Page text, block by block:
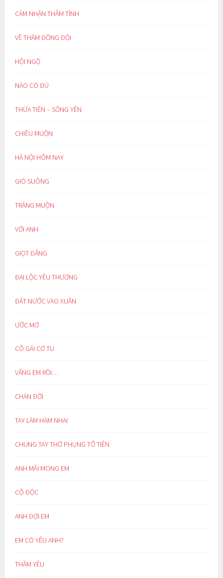
CẢM NHẬN THÂM TÌNH
VỀ THĂM ĐỒNG ĐỘI
HỘI NGỘ
NÀO CÓ ĐỦ
THỪA TIỀN – SỐNG YÊN
CHIỀU MUỘN
HÀ NỘI HÔM NAY
GIÓ SUÔNG
TRĂNG MUỘN
VỚI ANH
GIỌT ĐẮNG
ĐẠI LỘC YÊU THƯƠNG
ĐẤT NƯỚC VÀO XUÂN
ƯỚC MƠ
CÔ GÁI CƠ TU
VẮNG EM RỒI…
CHÁN ĐỜI
TAY LÀM HÀM NHAI
CHUNG TAY THỜ PHỤNG TỔ TIÊN
ANH MÃI MONG EM
CÔ ĐỘC
ANH ĐỢI EM
EM CÓ YÊU ANH?
THẦM YÊU